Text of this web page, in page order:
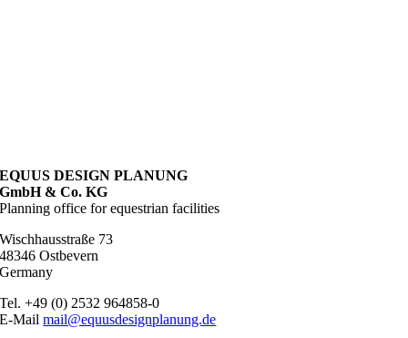
EQUUS DESIGN PLANUNG
GmbH & Co. KG
Planning office for equestrian facilities
Wischhausstraße 73
48346 Ostbevern
Germany
Tel. +49 (0) 2532 964858-0
E-Mailmail@equusdesignplanung.de